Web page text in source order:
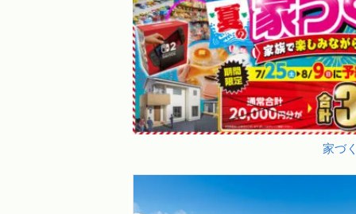
家づ